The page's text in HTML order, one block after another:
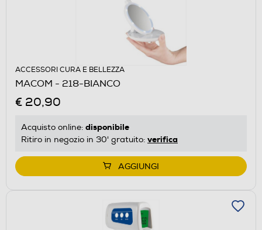
ACCESSORI CURA E BELLEZZA
MACOM - 218-BIANCO
€ 20,90
Acquisto online: disponibile
Ritiro in negozio in 30' gratuito: verifica
AGGIUNGI